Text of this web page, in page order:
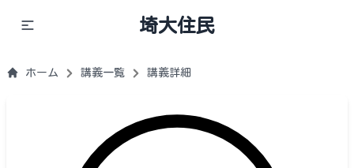
埼大住民
ホーム 講義一覧 講義詳細